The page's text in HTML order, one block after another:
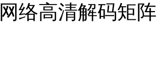
络高清解码矩